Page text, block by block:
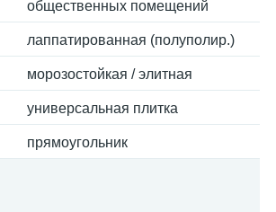
общественных помещений
лаппатированная (полуполир.)
морозостойкая / элитная
универсальная плитка
прямоугольник